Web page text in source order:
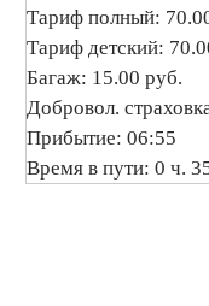
Тариф полный:
Тариф детский:
Багаж: 15.00 руб.
Добровол.
Прибытие: 06:55
Время в пути: 0 ч.